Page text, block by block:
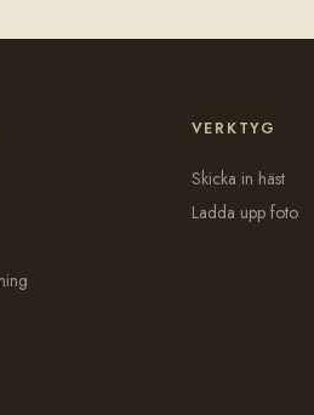
VERKTYG
Skicka in häst
Ladda upp foto